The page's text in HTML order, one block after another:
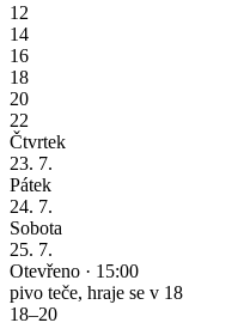
12
14
16
18
20
22
Čtvrtek
23. 7.
Pátek
24. 7.
Sobota
25. 7.
Otevřeno · 15:00
pivo teče, hraje se v 18
18–20